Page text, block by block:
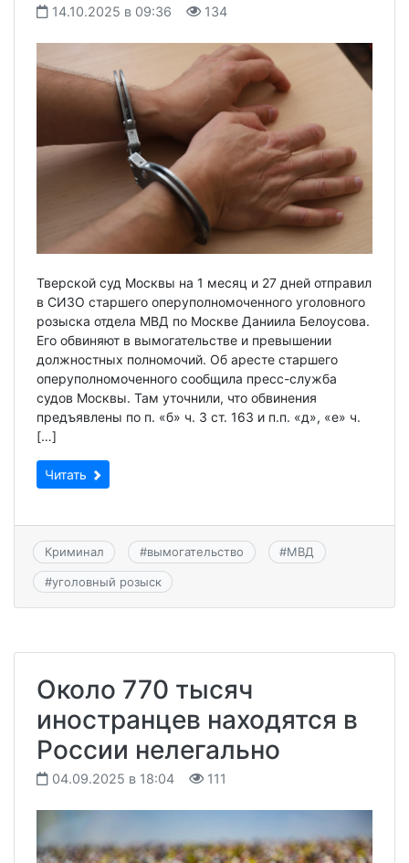
14.10.2025 в 09:36 134
Тверской суд Москвы на 1 месяц и 27 дней отправил
в СИЗО старшего оперуполномоченного уголовного
розыска отдела МВД по Москве Даниила Белоусова.
Его обвиняют в вымогательстве и превышении
должностных полномочий. Об аресте старшего
оперуполномоченного сообщила пресс-служба
судов Москвы. Там уточнили, что обвинения
предъявлены по п. «б» ч. 3 ст. 163 и п.п. «д», «е» ч.
[…]
Читать
Криминал #вымогательство #МВД
#уголовный розыск
Около 770 тысяч
иностранцев находятся в
России нелегально
04.09.2025 в 18:04 111